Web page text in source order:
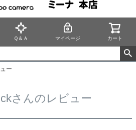
Ｑ＆Ａ マイページ カート
ー
さんのレビュー